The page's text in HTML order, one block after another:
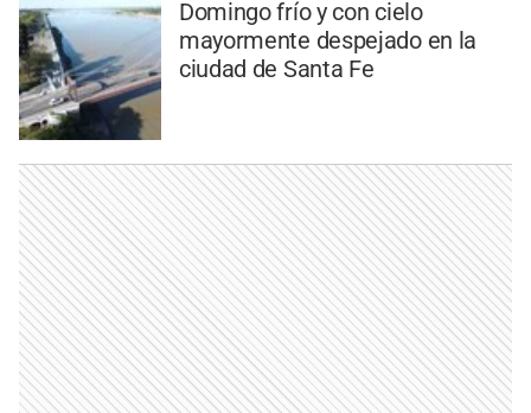
Domingo frío y con cielo
mayormente despejado en la
ciudad de Santa Fe